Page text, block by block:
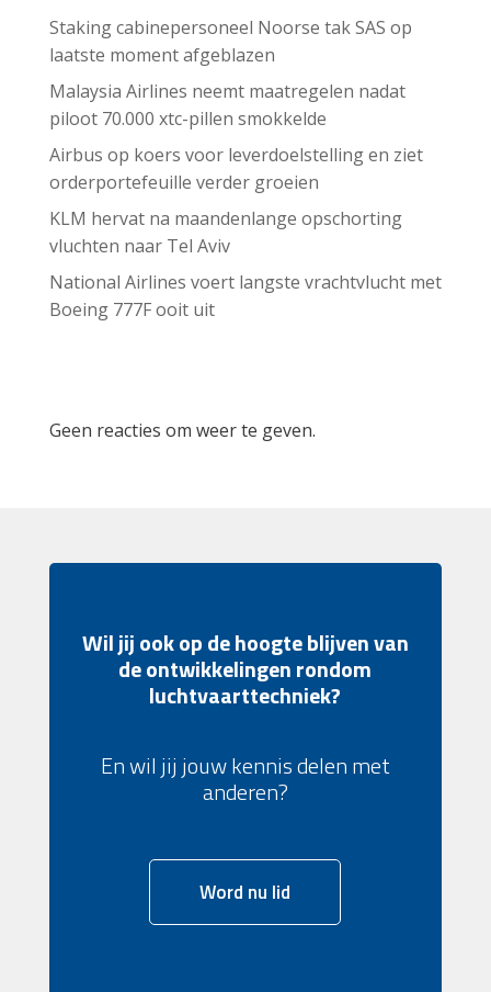
Staking cabinepersoneel Noorse tak SAS op
laatste moment afgeblazen
Malaysia Airlines neemt maatregelen nadat
piloot 70.000 xtc-pillen smokkelde
Airbus op koers voor leverdoelstelling en ziet
orderportefeuille verder groeien
KLM hervat na maandenlange opschorting
vluchten naar Tel Aviv
National Airlines voert langste vrachtvlucht met
Boeing 777F ooit uit
Geen reacties om weer te geven.
Wil jij ook op de hoogte blijven van
de ontwikkelingen rondom
luchtvaarttechniek?
En wil jij jouw kennis delen met
anderen?
Word nu lid